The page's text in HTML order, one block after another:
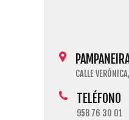
CALLE
TELÉFONO
958 76 30 01